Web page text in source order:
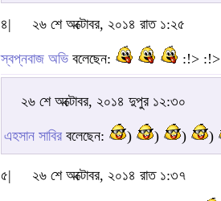
৪| ২৬ শে অক্টোবর, ২০১৪ রাত ১:২৫
স্বপ্নবাজ অভি বলেছেন: :!> :!>
২৬ শে অক্টোবর, ২০১৪ দুপুর ১২:৩০
এহসান সাবির বলেছেন: ) ) ) )
৫| ২৬ শে অক্টোবর, ২০১৪ রাত ১:৩৭